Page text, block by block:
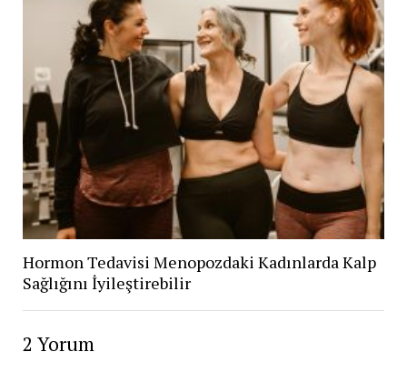
Hormon Tedavisi Menopozdaki Kadınlarda Kalp
Sağlığını İyileştirebilir
2 Yorum